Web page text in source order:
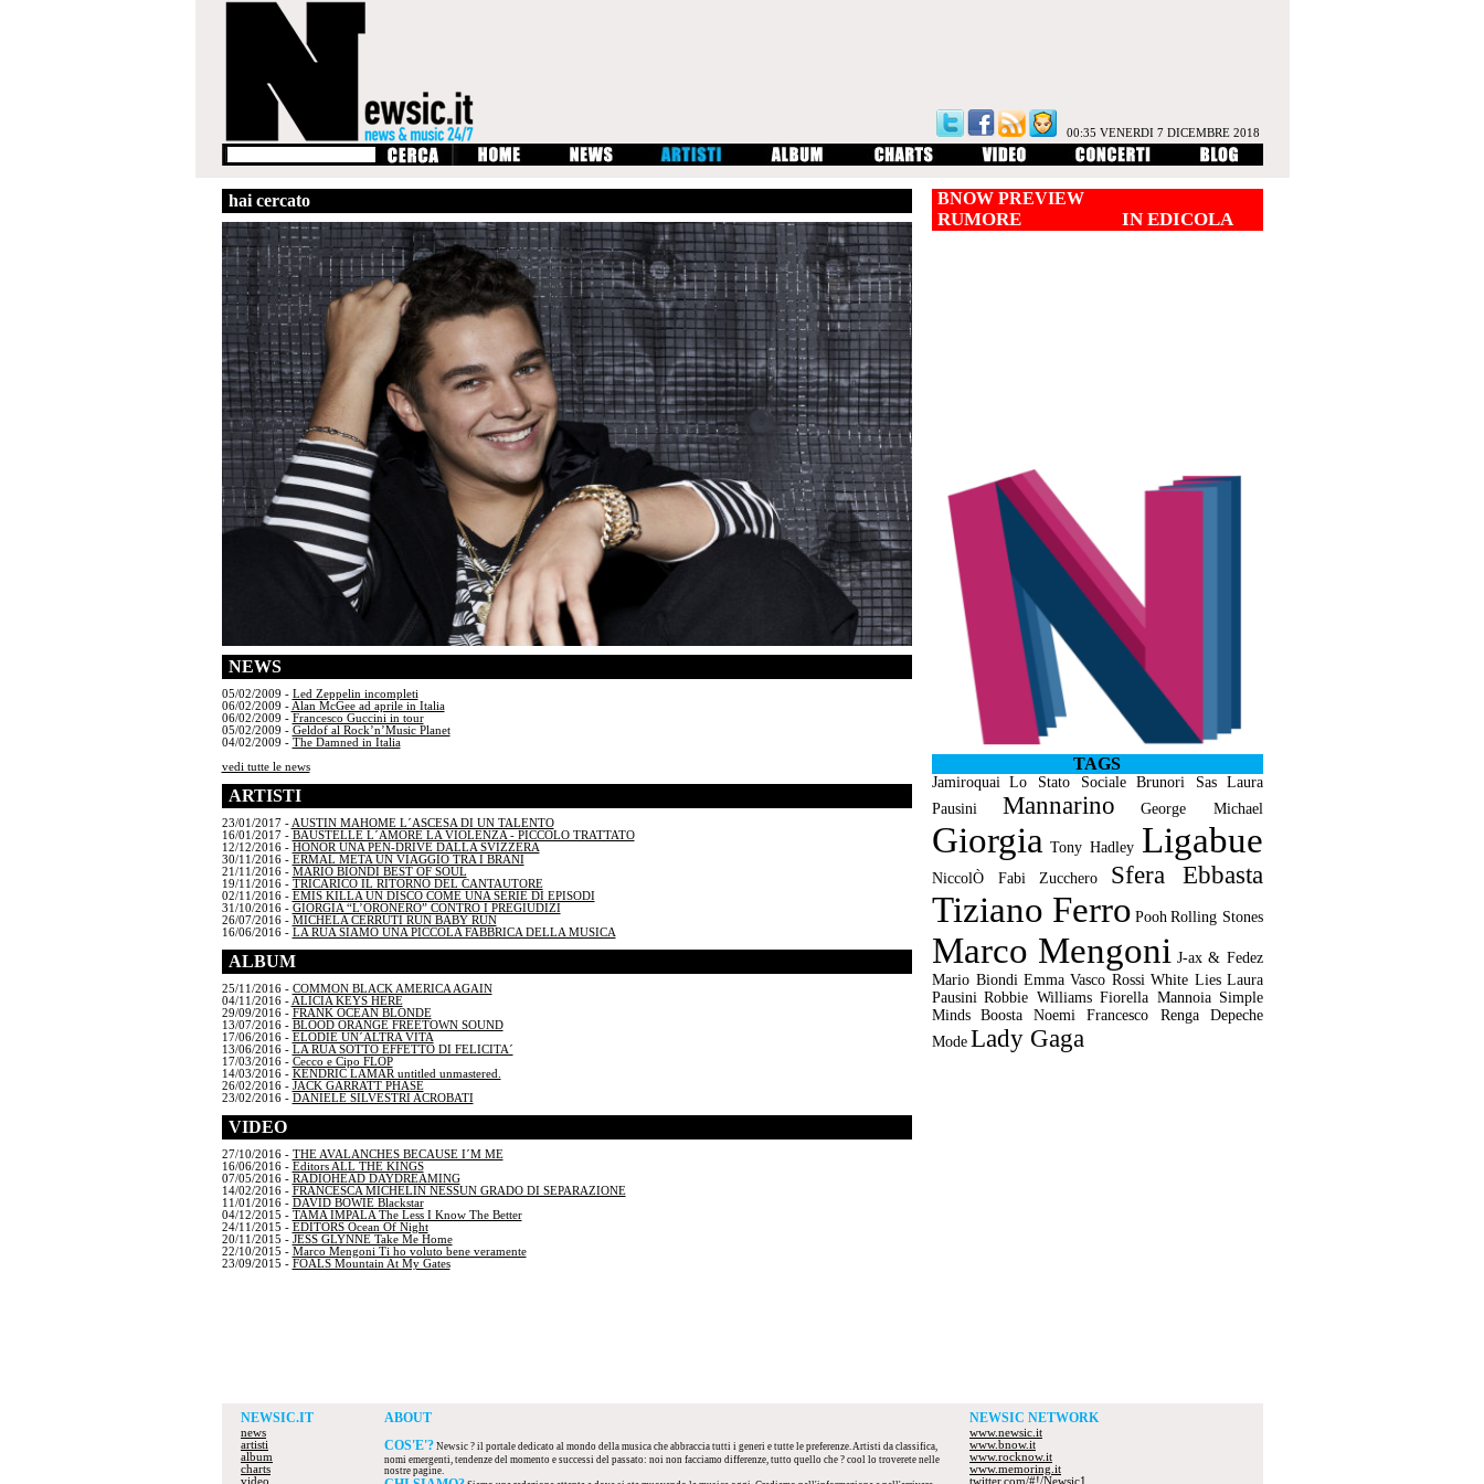
00:35 VENERDI 7 DICEMBRE 2018
hai cercato
NEWS
05/02/2009 - Led Zeppelin incompleti
06/02/2009 - Alan McGee ad aprile in Italia
06/02/2009 - Francesco Guccini in tour
05/02/2009 - Geldof al Rock’n’Music Planet
04/02/2009 - The Damned in Italia
vedi tutte le news
ARTISTI
23/01/2017 - AUSTIN MAHOME L´ASCESA DI UN TALENTO
16/01/2017 - BAUSTELLE L´AMORE LA VIOLENZA - PICCOLO TRATTATO
12/12/2016 - HONOR UNA PEN-DRIVE DALLA SVIZZERA
30/11/2016 - ERMAL META UN VIAGGIO TRA I BRANI
21/11/2016 - MARIO BIONDI BEST OF SOUL
19/11/2016 - TRICARICO IL RITORNO DEL CANTAUTORE
02/11/2016 - EMIS KILLA UN DISCO COME UNA SERIE DI EPISODI
31/10/2016 - GIORGIA “L’ORONERO” CONTRO I PREGIUDIZI
26/07/2016 - MICHELA CERRUTI RUN BABY RUN
16/06/2016 - LA RUA SIAMO UNA PICCOLA FABBRICA DELLA MUSICA
ALBUM
25/11/2016 - COMMON BLACK AMERICA AGAIN
04/11/2016 - ALICIA KEYS HERE
29/09/2016 - FRANK OCEAN BLONDE
13/07/2016 - BLOOD ORANGE FREETOWN SOUND
17/06/2016 - ELODIE UN´ALTRA VITA
13/06/2016 - LA RUA SOTTO EFFETTO DI FELICITA´
17/03/2016 - Cecco e Cipo FLOP
14/03/2016 - KENDRIC LAMAR untitled unmastered.
26/02/2016 - JACK GARRATT PHASE
23/02/2016 - DANIELE SILVESTRI ACROBATI
VIDEO
27/10/2016 - THE AVALANCHES BECAUSE I´M ME
16/06/2016 - Editors ALL THE KINGS
07/05/2016 - RADIOHEAD DAYDREAMING
14/02/2016 - FRANCESCA MICHELIN NESSUN GRADO DI SEPARAZIONE
11/01/2016 - DAVID BOWIE Blackstar
04/12/2015 - TAMA IMPALA The Less I Know The Better
24/11/2015 - EDITORS Ocean Of Night
20/11/2015 - JESS GLYNNE Take Me Home
22/10/2015 - Marco Mengoni Ti ho voluto bene veramente
23/09/2015 - FOALS Mountain At My Gates
BNOW PREVIEW
RUMORE IN EDICOLA
TAGS
Jamiroquai Lo Stato Sociale Brunori Sas
Laura
Pausini
Mannarino George Michael
Giorgia Tony Hadley Ligabue
NiccolÒ Fabi Zucchero Sfera Ebbasta
Tiziano Ferro Pooh Rolling Stones
Marco Mengoni J-ax & Fedez
Mario Biondi Emma Vasco Rossi White Lies Laura
Pausini Robbie Williams Fiorella Mannoia Simple
Minds
Boosta Noemi Francesco Renga
Depeche
Mode Lady Gaga
NEWSIC.IT
news
artisti
album
charts
video
ABOUT
COS'E'? Newsic ? il portale dedicato al mondo della musica che abbraccia tutti i generi e tutte le preferenze. Artisti da classifica,
nomi emergenti, tendenze del momento e successi del passato: noi non facciamo differenze, tutto quello che ? cool lo troverete nelle
nostre pagine.
NEWSIC NETWORK
www.newsic.it
www.bnow.it
www.rocknow.it
www.memoring.it
twitter.com/#!/Newsic1